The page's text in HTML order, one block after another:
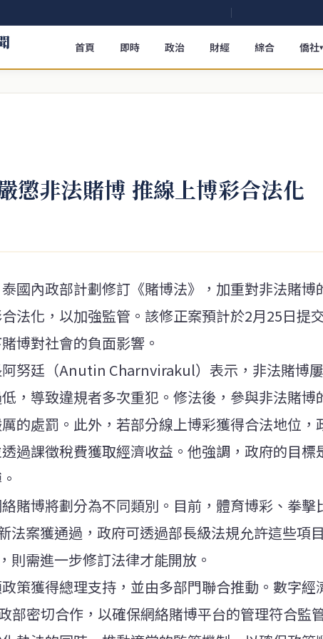
首頁 即時 政治 財經 綜合 僑社▾
懲非法賭博 推線上博彩合法化
泰國內政部計劃修訂《賭博法》，加重對非法賭博
法化，以加強監管。該修正案預計於2月25日提
博對社會的負面影響。
努廷（Anutin Charnvirakul）表示，非法賭博屢
，導致違規者多次重犯。修法後，參與非法賭博
的處罰。此外，若部分線上博彩獲得合法地位，
過課徵稅費獲取經濟收益。他強調，政府的目標
賭博將劃分為不同類別。目前，體育博彩、拳擊
法案獲通過，政府可透過部長級法規允許這些項
則需進一步修訂法律才能開放。
策獲得總理支持，並由多部門聯合推動。數字經
政部密切合作，以確保網絡賭博平台的管理符合監